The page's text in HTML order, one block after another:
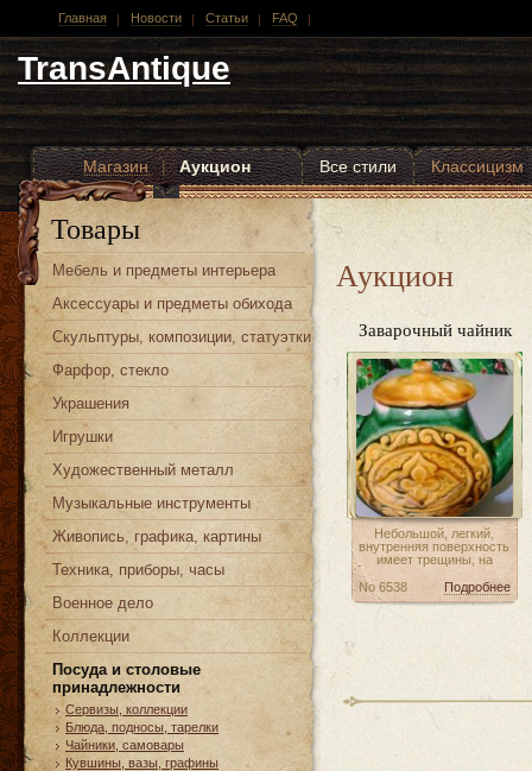
Главная Новости Статьи FAQ
TransAntique
Магазин | Аукцион Все стили
Классицизм
Другие стили
Товары
Мебель и предметы интерьера
Аксессуары и предметы обихода
Скульптуры, композиции, статуэтки
Фарфор, стекло
Украшения
Игрушки
Художественный металл
Музыкальные инструменты
Живопись, графика, картины
Техника, приборы, часы
Военное дело
Коллекции
Посуда и столовые
принадлежности
Сервизы, коллекции
Блюда, подносы, тарелки
Чайники, самовары
Кувшины, вазы, графины
Аукцион
Заварочный чайник
Небольшой, легкий,
внутренняя поверхность
имеет трещины, на
Подробнее
No 6538